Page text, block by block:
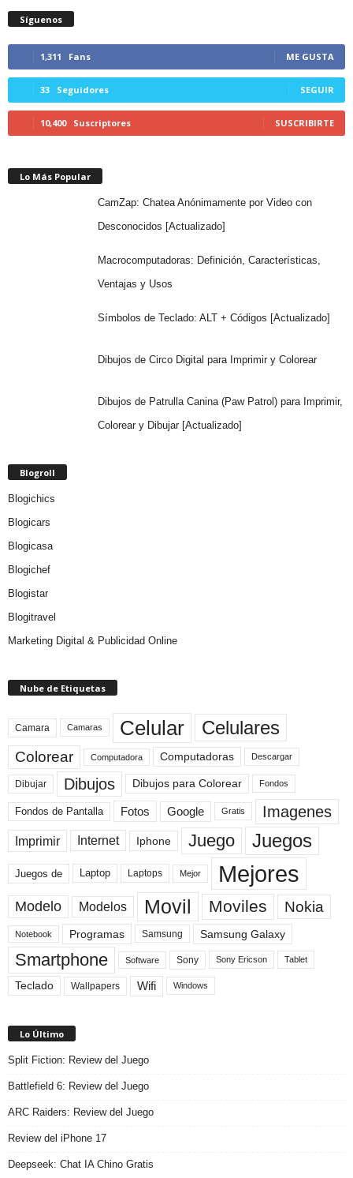
Síguenos
1,311 Fans ME GUSTA
33 Seguidores SEGUIR
10,400 Suscriptores SUSCRIBIRTE
Lo Más Popular
CamZap: Chatea Anónimamente por Video con
Desconocidos [Actualizado]
Macrocomputadoras: Definición, Características,
Ventajas y Usos
Símbolos de Teclado: ALT + Códigos [Actualizado]
Dibujos de Circo Digital para Imprimir y Colorear
Dibujos de Patrulla Canina (Paw Patrol) para Imprimir,
Colorear y Dibujar [Actualizado]
Blogroll
Blogichics
Blogicars
Blogicasa
Blogichef
Blogistar
Blogitravel
Marketing Digital & Publicidad Online
Nube de Etiquetas
Camara Camaras Celular Celulares
Colorear Computadora Computadoras Descargar
Dibujar Dibujos Dibujos para Colorear Fondos
Fondos de Pantalla Fotos Google Gratis Imagenes
Imprimir Internet Iphone Juego Juegos
Juegos de Laptop Laptops Mejor Mejores
Modelo Modelos Movil Moviles Nokia
Notebook Programas Samsung Samsung Galaxy
Smartphone Software Sony Sony Ericson Tablet
Teclado Wallpapers Wifi Windows
Lo Último
Split Fiction: Review del Juego
Battlefield 6: Review del Juego
ARC Raiders: Review del Juego
Review del iPhone 17
Deepseek: Chat IA Chino Gratis